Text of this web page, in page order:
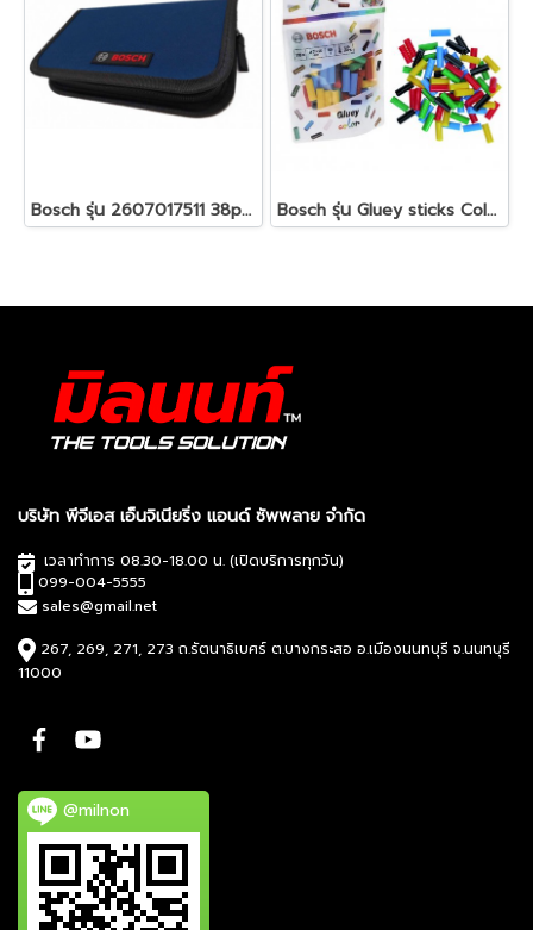
Bosch รุ่น 2607017511 38pcs bag pack set (SDB + socket + hand screw driver) ชุดดอกไขควง BOSCH 38 ชิ้น รหัส 2607017511 Bosch รุ่น Gluey sticks Color กาวแท่ง คละสี (2608002005)
บริษัท พีจีเอส เอ็นจิเนียริ่ง แอนด์ ซัพพลาย จำกัด
เวลาทำการ 08.30-18.00 น. (เปิดบริการทุกวัน)
099-004-5555
sales@gmail.net
267, 269, 271, 273 ถ.รัตนาธิเบศร์ ต.บางกระสอ อ.เมืองนนทบุรี จ.นนทบุรี
11000
@milnon